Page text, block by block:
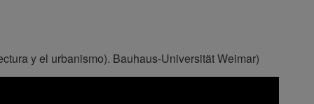
y el urbanismo). Bauhaus-Universität Weimar)